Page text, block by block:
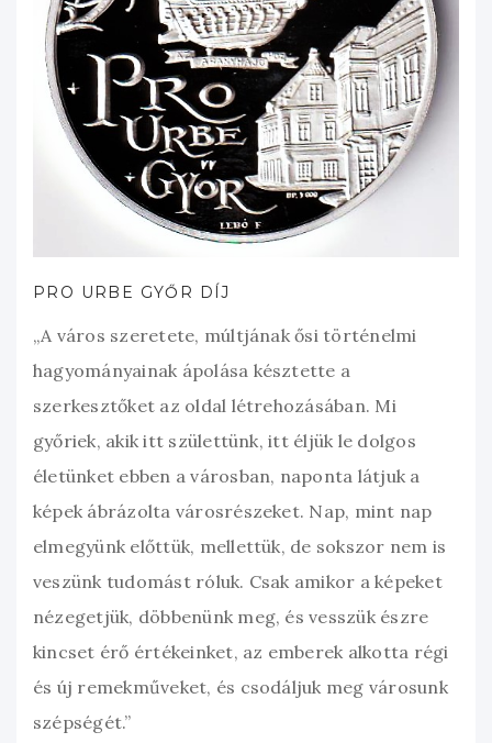
PRO URBE GYŐR DÍJ
„A város szeretete, múltjának ősi történelmi
hagyományainak ápolása késztette a
szerkesztőket az oldal létrehozásában. Mi
győriek, akik itt születtünk, itt éljük le dolgos
életünket ebben a városban, naponta látjuk a
képek ábrázolta városrészeket. Nap, mint nap
elmegyünk előttük, mellettük, de sokszor nem is
veszünk tudomást róluk. Csak amikor a képeket
nézegetjük, döbbenünk meg, és vesszük észre
kincset érő értékeinket, az emberek alkotta régi
és új remekműveket, és csodáljuk meg városunk
szépségét.”